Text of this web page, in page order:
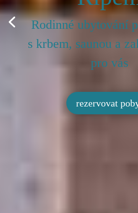
Jedinečné
víkendové i letní